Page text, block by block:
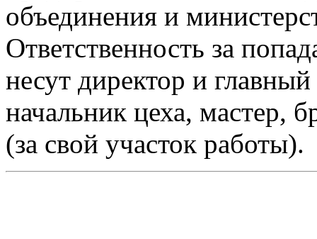
объединения и
Ответственность за
несут директор и
начальник цеха, мастер,
(за свой участок работы).